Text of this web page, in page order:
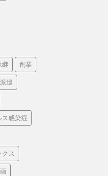
継 創業
遣
ス感染症
ス